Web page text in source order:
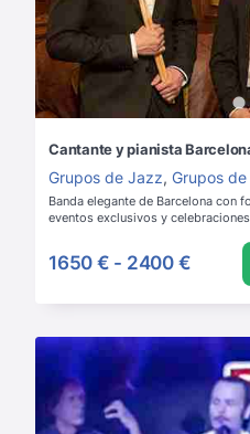
Cantante y pianista
Grupos de Jazz, Grupos de
Banda elegante de Barcelona con
eventos exclusivos y
1650 € - 2400 €